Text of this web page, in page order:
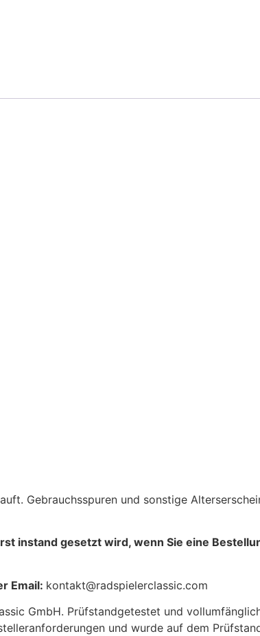
Gebrauchsspuren und sonstige
instand gesetzt wird, wenn Sie eine
Email: kontakt@radspielerclassic.com
GmbH. Prüfstandgetestet und
und wurde auf dem